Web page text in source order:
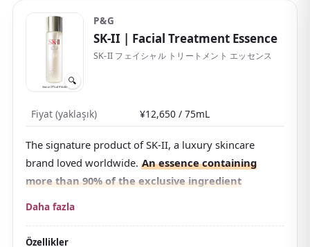
🔍
P&G
SK-II | Facial Treatment Essence
SK-II フェイシャル トリートメント エッセンス
Fiyat (yaklaşık) ¥12,650 / 75mL
The signature product of SK-II, a luxury skincare
brand loved worldwide. An essence containing
more than 90% of the exclusive ingredient
PITERA™ is a naturally derived ingredient unique to
SK-II, produced through a unique fermentation
Daha fazla
Özellikler